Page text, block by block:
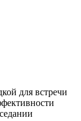
для встречи